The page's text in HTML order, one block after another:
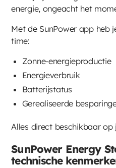
energie, ongeacht het
Met de SunPower app heb
time:
Zonne-energieproductie
Energieverbruik
Batterijstatus
Gerealiseerde
Alles direct beschikbaar op
SunPower Energy
technische